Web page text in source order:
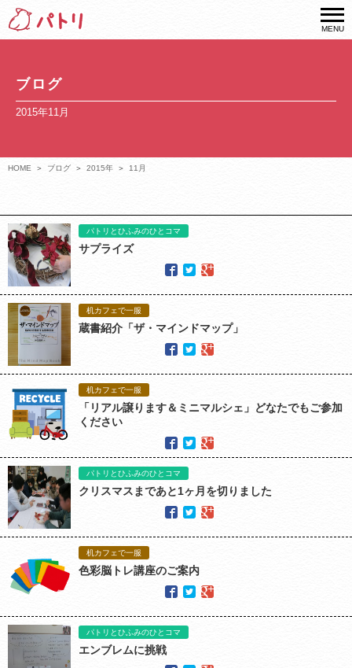
MENU
ブログ
2015年11月
HOME ブログ 2015年 11月
パトリとひふみのひとコマ
サプライズ
机カフェで一服
蔵書紹介「ザ・マインドマップ」
机カフェで一服
「リアル譲ります＆ミニマルシェ」どなたでもご参加
ください
パトリとひふみのひとコマ
クリスマスまであと1ヶ月を切りました
机カフェで一服
色彩脳トレ講座のご案内
パトリとひふみのひとコマ
エンブレムに挑戦